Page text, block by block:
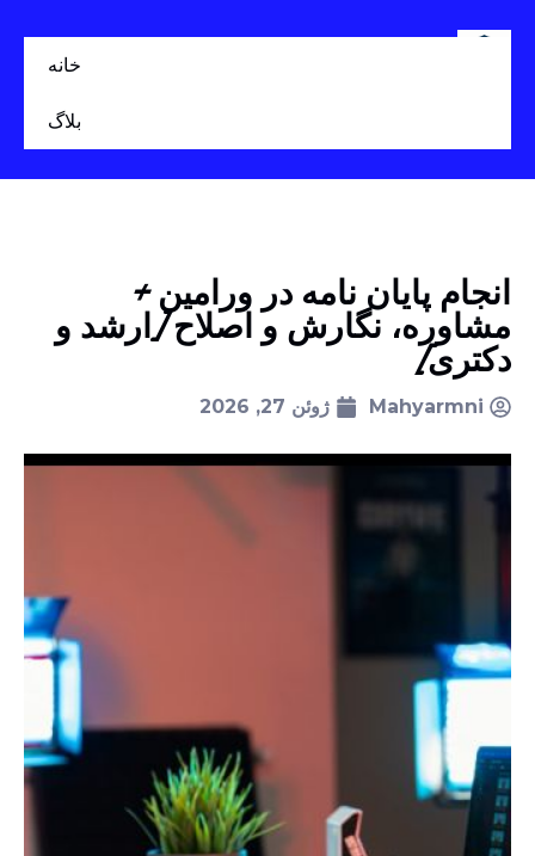
خانه
بلاگ
انجام پایان نامه در ورامین +
مشاوره، نگارش و اصلاح [ارشد و
دکتری]
Mahyarmni ژوئن 27, 2026